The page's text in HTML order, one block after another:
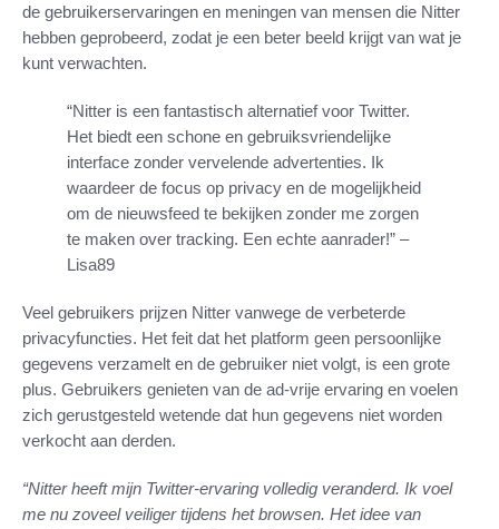
de gebruikerservaringen en meningen van mensen die Nitter
hebben geprobeerd, zodat je een beter beeld krijgt van wat je
kunt verwachten.
“Nitter is een fantastisch alternatief voor Twitter.
Het biedt een schone en gebruiksvriendelijke
interface zonder vervelende advertenties. Ik
waardeer de focus op privacy en de mogelijkheid
om de nieuwsfeed te bekijken zonder me zorgen
te maken over tracking. Een echte aanrader!” –
Lisa89
Veel gebruikers prijzen Nitter vanwege de verbeterde
privacyfuncties. Het feit dat het platform geen persoonlijke
gegevens verzamelt en de gebruiker niet volgt, is een grote
plus. Gebruikers genieten van de ad-vrije ervaring en voelen
zich gerustgesteld wetende dat hun gegevens niet worden
verkocht aan derden.
“Nitter heeft mijn Twitter-ervaring volledig veranderd. Ik voel
me nu zoveel veiliger tijdens het browsen. Het idee van